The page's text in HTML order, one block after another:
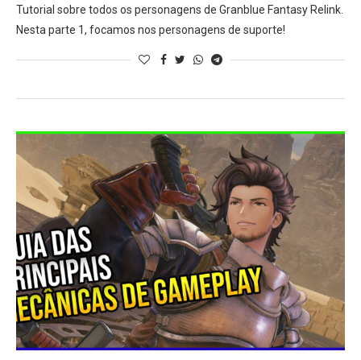
Tutorial sobre todos os personagens de Granblue Fantasy Relink.
Nesta parte 1, focamos nos personagens de suporte!